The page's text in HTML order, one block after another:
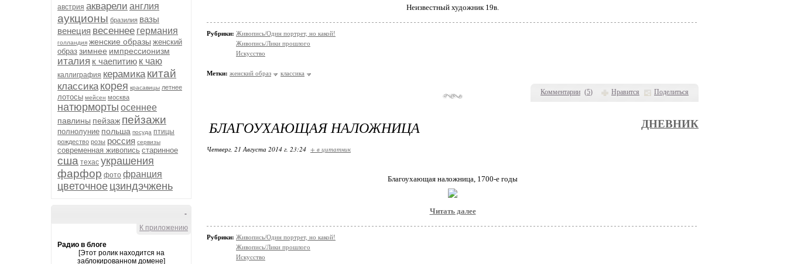
австрия акварели англия
аукционы бразилия вазы
венеция весеннее германия
голландия женские образы женский
образ зимнее импрессионизм
италия к чаепитию к чаю
каллиграфия керамика китай
классика корея красавицы летнее
лотосы мейсен москва
натюрморты осеннее
павлины пейзаж пейзажи
полнолуние польша посуда птицы
рождество розы россия сервизы
современная живопись старинное
сша техас украшения
фарфор фото франция
цветочное цзиндэчжень
-
К приложению
Радио в блоге
[Этот ролик находится на
заблокированном домене]
Комментарии (5) Нравится Поделиться
Неизвестный художник 19в.
Рубрики: Живопись/Один портрет, но какой!
Живопись/Лики прошлого
Искусство
Метки: женский образ классика
БЛАГОУХАЮЩАЯ НАЛОЖНИЦА ДНЕВНИК
Четверг, 21 Августа 2014 г. 23:24 + в цитатник
Благоухающая наложница, 1700-е годы
Читать далее
Рубрики: Живопись/Один портрет, но какой!
Живопись/Лики прошлого
Искусство